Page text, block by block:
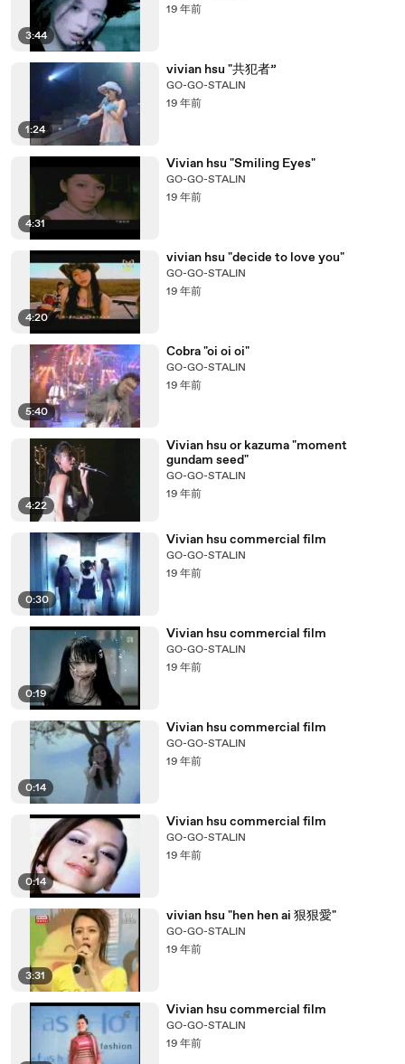
3:44
19 年前
1:24
vivian hsu "共犯者”
GO-GO-STALIN
19 年前
4:31
Vivian hsu "Smiling Eyes"
GO-GO-STALIN
19 年前
4:20
vivian hsu "decide to love you"
GO-GO-STALIN
19 年前
5:40
Cobra "oi oi oi"
GO-GO-STALIN
19 年前
4:22
Vivian hsu or kazuma "moment
gundam seed"
GO-GO-STALIN
19 年前
0:30
Vivian hsu commercial film
GO-GO-STALIN
19 年前
0:19
Vivian hsu commercial film
GO-GO-STALIN
19 年前
0:14
Vivian hsu commercial film
GO-GO-STALIN
19 年前
0:14
Vivian hsu commercial film
GO-GO-STALIN
19 年前
3:31
vivian hsu "hen hen ai 狠狠愛"
GO-GO-STALIN
19 年前
Vivian hsu commercial film
GO-GO-STALIN
19 年前